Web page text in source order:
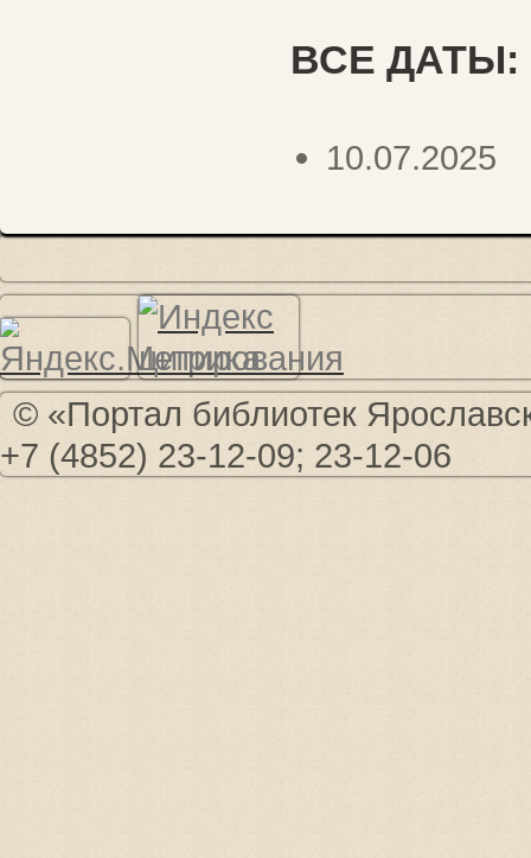
ВСЕ ДАТЫ:
10.07.2025
© «Портал библиотек
+7 (4852) 23-12-09; 23-12-06